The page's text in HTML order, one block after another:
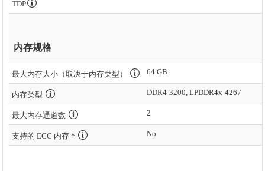
TDP
内存规格
最大内存大小（取决于内存类型） 64 GB
内存类型 DDR4-3200, LPDDR4x-4267
最大内存通道数 2
支持的 ECC 内存 * No